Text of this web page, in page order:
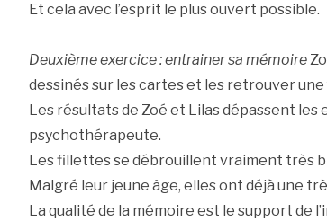
Et cela avec l’esprit le plus ouvert possible.
Deuxième exercice : entrainer sa mémoire
dessinés sur les cartes et les retrouver
Les résultats de Zoé et Lilas dépassent les
psychothérapeute.
Les fillettes se débrouillent vraiment très
Malgré leur jeune âge, elles ont déjà une
La qualité de la mémoire est le support de